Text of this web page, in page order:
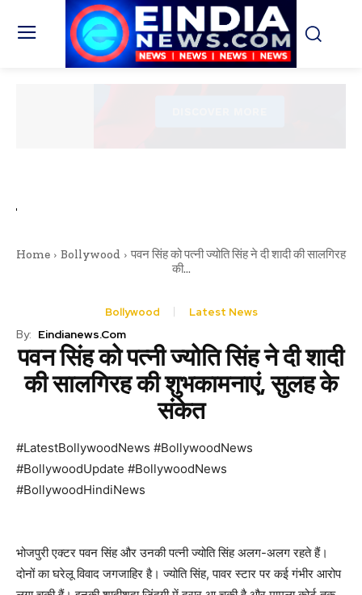
Home Bollywood
पवन सिंह को पत्नी ज्योति सिंह ने दी शादी की सालगिरह
की...
Bollywood Latest News
By: Eindianews.com
पवन सिंह को पत्नी ज्योति सिंह ने दी शादी
की सालगिरह की शुभकामनाएं, सुलह के
संकेत
#LatestBollywoodNews #BollywoodNews
#BollywoodUpdate #BollywoodNews
#BollywoodHindiNews
भोजपुरी एक्टर पवन सिंह और उनकी पत्नी ज्योति सिंह अलग-अलग रहते हैं।
दोनों का घरेलू विवाद जगजाहिर है। ज्योति सिंह, पावर स्टार पर कई गंभीर आरोप